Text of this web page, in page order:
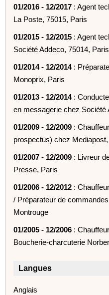
01/2016 - 12/2017 : Agent
La Poste, 75015, Paris
01/2015 - 12/2015 : Agent
Société Addeco, 75014, Paris
01/2014 - 12/2014:
Monoprix, Paris
01/2013 - 12/2014:
en messagerie chez Société
01/2009 - 12/2009 :
prospectus) chez
01/2007 - 12/2009 : Livreur
Presse, Paris
01/2006 - 12/2012 :
/ Préparateur de
Montrouge
01/2005 - 12/2006 :
Boucherie-charcuterie
Langues
Anglais